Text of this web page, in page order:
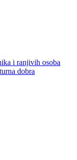
i ranjivih osoba
dobra